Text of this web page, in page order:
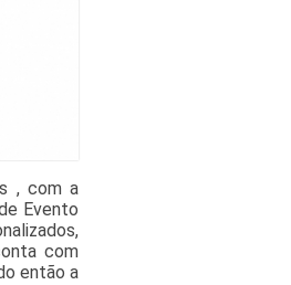
, com a
Evento
com
então a